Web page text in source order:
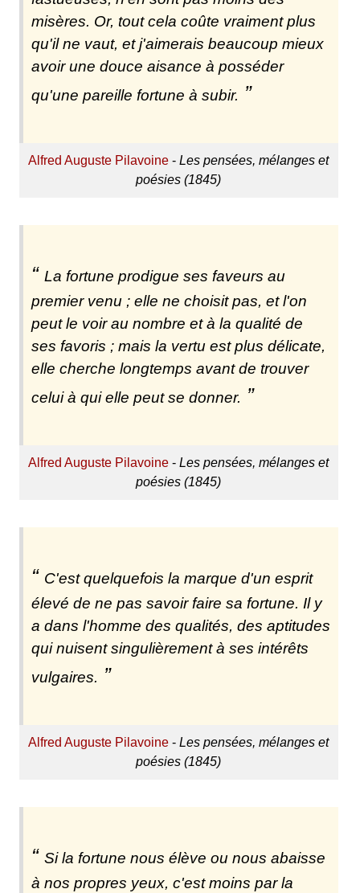
misères. Or, tout cela coûte vraiment plus
qu'il ne vaut, et j'aimerais beaucoup mieux
avoir une douce aisance à posséder
qu'une pareille fortune à subir.
Alfred Auguste Pilavoine -Les pensées, mélanges et
poésies (1845)
La fortune prodigue ses faveurs au
premier venu ; elle ne choisit pas, et l'on
peut le voir au nombre et à la qualité de
ses favoris ; mais la vertu est plus délicate,
elle cherche longtemps avant de trouver
celui à qui elle peut se donner.
Alfred Auguste Pilavoine -Les pensées, mélanges et
poésies (1845)
C'est quelquefois la marque d'un esprit
élevé de ne pas savoir faire sa fortune. Il y
a dans l'homme des qualités, des aptitudes
qui nuisent singulièrement à ses intérêts
vulgaires.
Alfred Auguste Pilavoine -Les pensées, mélanges et
poésies (1845)
Si la fortune nous élève ou nous abaisse
à nos propres yeux, c'est moins par la